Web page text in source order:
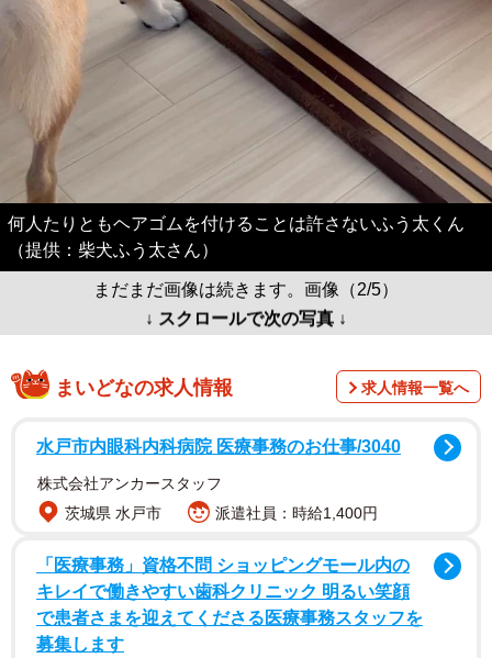
何人たりともヘアゴムを付けることは許さないふう太くん
（提供：柴犬ふう太さん）
まだまだ画像は続きます。画像（2/5）
↓ スクロールで次の写真 ↓
まいどなの求人情報 求人情報一覧へ
水戸市内眼科内科病院 医療事務のお仕事/3040
株式会社アンカースタッフ
茨城県 水戸市
派遣社員：時給1,400円
「医療事務」資格不問 ショッピングモール内の
キレイで働きやすい歯科クリニック 明るい笑顔
で患者さまを迎えてくださる医療事務スタッフを
募集します